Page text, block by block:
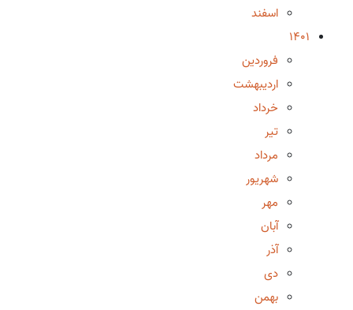
اسفند
1401
فروردین
اردیبهشت
خرداد
تیر
مرداد
شهریور
مهر
آبان
آذر
دی
بهمن